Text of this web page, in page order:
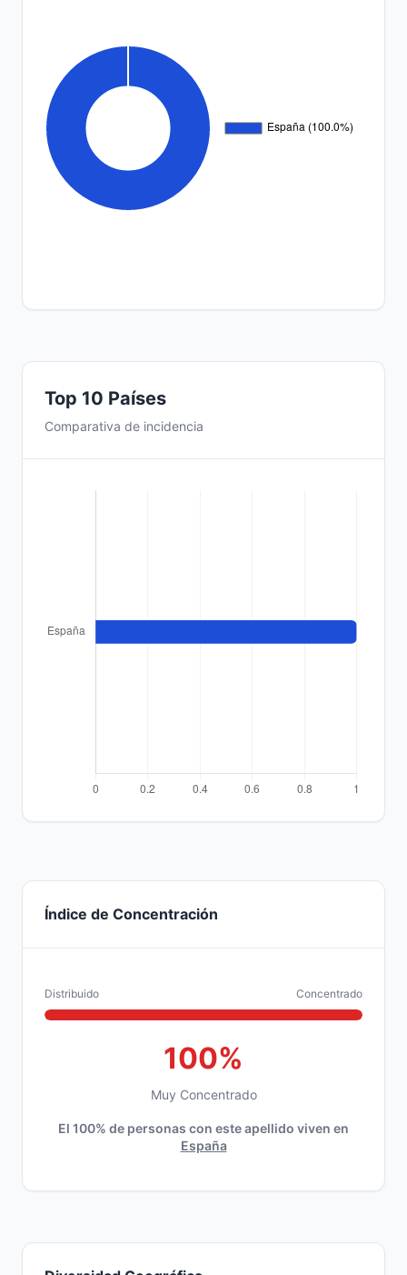
Top 10 Países
Comparativa de incidencia
Índice de Concentración
Distribuido Concentrado
100%
Muy Concentrado
El 100% de personas con este apellido viven en
España